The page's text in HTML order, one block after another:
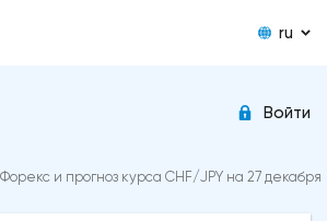
ru
Войти
и прогноз курса CHF/JPY на 27 декабря